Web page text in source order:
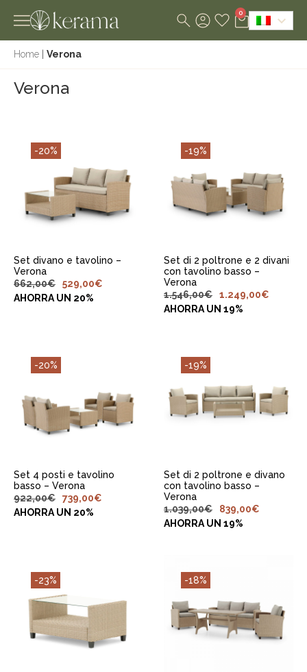
0
Home Verona
Verona
-20%
AGGIUNGI AL
CARRELLO
Set divano e tavolino –
Verona
662,00€ 529,00€
AHORRA UN 20%
-19%
AGGIUNGI AL
CARRELLO
Set di 2 poltrone e 2 divani
con tavolino basso –
Verona
1.546,00€ 1.249,00€
AHORRA UN 19%
-20%
AGGIUNGI AL
CARRELLO
Set 4 posti e tavolino
basso – Verona
922,00€ 739,00€
AHORRA UN 20%
-19%
AGGIUNGI AL
CARRELLO
Set di 2 poltrone e divano
con tavolino basso –
Verona
1.039,00€ 839,00€
AHORRA UN 19%
-23%
AGGIUNGI AL
CARRELLO
-18%
AGGIUNGI AL
CARRELLO